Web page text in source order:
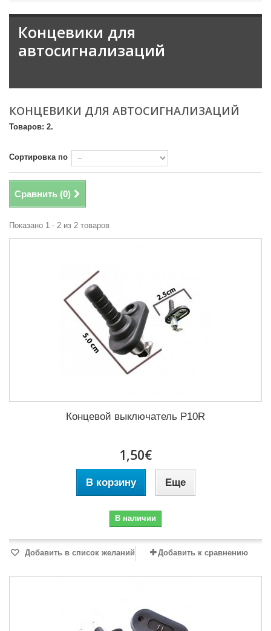
Концевики для
автосигнализаций
КОНЦЕВИКИ ДЛЯ АВТОСИГНАЛИЗАЦИЙ
Товаров: 2.
Сортировка по
Сравнить (0)
Показано 1 - 2 из 2 товаров
Концевой выключатель P10R
1,50€
В корзину Еще
В наличии
Добавить в список желаний Добавить к сравнению